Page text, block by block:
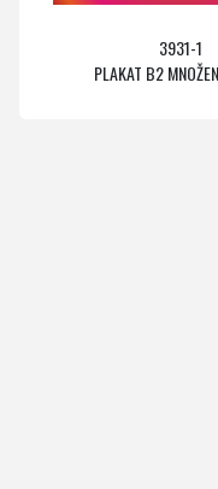
3931-1
PLAKAT B2